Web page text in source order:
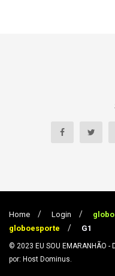
Home Login
globoesporte
G1
© 2023 EU SOU EMARANHÃO -
por: Host Dominus